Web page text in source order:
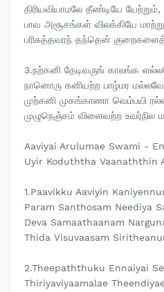
திரியவியாமலே தீண்டியே யேற்றும்,
பாவ அசூசங்கள் விலக்கியே
பரிசுத்தவரந் தந்தென்
3.நற்கனி தேடிவருங் காலங்க
நானொரு கனியற்ற பாழ்மர
முற்கனி முகங்காணா வெம்பயி
முழுநெஞ்சம் விளைவற்ற
Aaviyai Arulumae Swami -
Uyir Koduththa Vaanaththin
1.Paavikku Aaviyin
Param Santhosam Neediya
Deva Samaathaanam
Thida Visuvaasam
2.Theepaththuku Ennaiyai
Thiriyaviyaamalae